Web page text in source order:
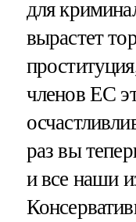
для
вырастет
членов ЕС
раз вы
и все наши